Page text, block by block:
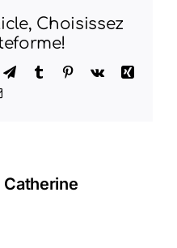
Choisissez
TelegramTumblr Pinterest
Vk
Xing
Email
Catherine